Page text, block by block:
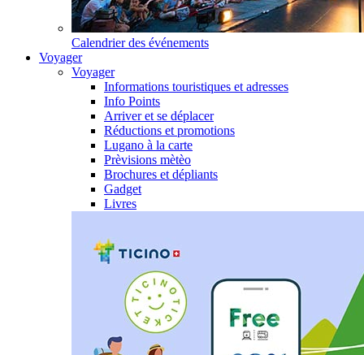
Calendrier des événements
Voyager
Voyager
Informations touristiques et adresses
Info Points
Arriver et se déplacer
Réductions et promotions
Lugano à la carte
Prèvisions mètèo
Brochures et dépliants
Gadget
Livres